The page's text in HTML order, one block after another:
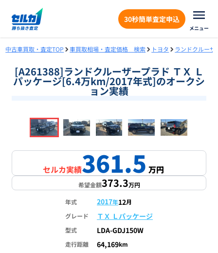
30秒簡単査定申込
メニュー
中古車買取・査定TOP 車買取相場・査定価格 検索 トヨタ ランドクルーザ
[A261388]ランドクルーザープラド ＴＸ Ｌ
パッケージ[6.4万km/2017年式]のオークシ
ョン実績
1/18
セルカ実績361.5万円
希望金額373.3万円
年式 2017年12月
グレード
ＴＸ Ｌパッケージ
型式 LDA-GDJ150W
走行距離 64,169km